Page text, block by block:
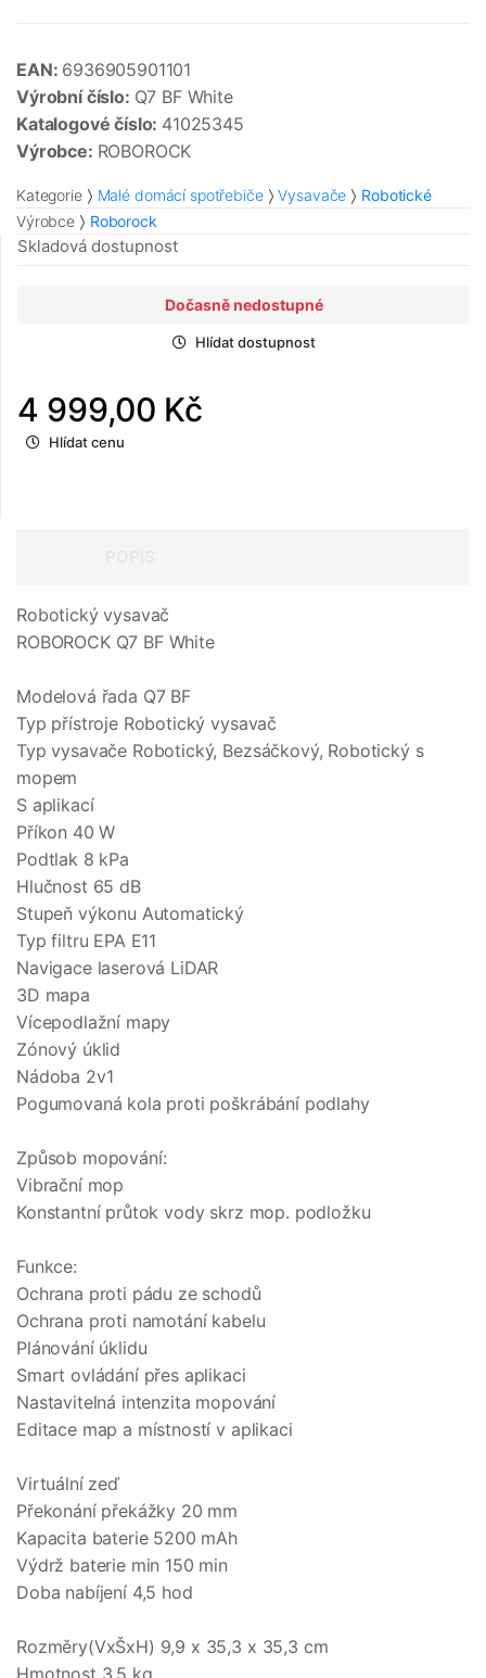
EAN: 6936905901101
Výrobní číslo: Q7 BF White
Katalogové číslo: 41025345
Výrobce: ROBOROCK
Kategorie Malé domácí spotřebiče Vysavače
Robotické
Výrobce
Roborock
Skladová dostupnost
Dočasně nedostupné
Hlídat dostupnost
4 999,00 Kč
Hlídat cenu
Robotický vysavač
ROBOROCK Q7 BF White
Modelová řada Q7 BF
Typ přístroje Robotický vysavač
Typ vysavače Robotický, Bezsáčkový, Robotický s
mopem
S aplikací
Příkon 40 W
Podtlak 8 kPa
Hlučnost 65 dB
Stupeň výkonu Automatický
Typ filtru EPA E11
Navigace laserová LiDAR
3D mapa
Vícepodlažní mapy
Zónový úklid
Nádoba 2v1
Pogumovaná kola proti poškrábání podlahy
Způsob mopování:
Vibrační mop
Konstantní průtok vody skrz mop. podložku
Funkce:
Ochrana proti pádu ze schodů
Ochrana proti namotání kabelu
Plánování úklidu
Smart ovládání přes aplikaci
Nastavitelná intenzita mopování
Editace map a místností v aplikaci
Virtuální zeď
Překonání překážky 20 mm
Kapacita baterie 5200 mAh
Výdrž baterie min 150 min
Doba nabíjení 4,5 hod
Rozměry(VxŠxH) 9,9 x 35,3 x 35,3 cm